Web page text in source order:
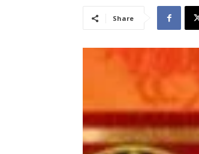
Share